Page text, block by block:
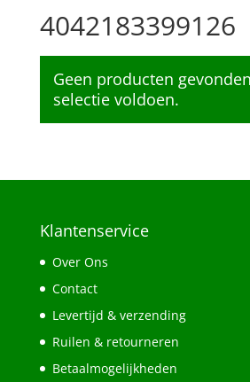
4042183399126
Geen producten
selectie voldoen.
Klantenservice
Over Ons
Contact
Levertijd & verzending
Ruilen & retourneren
Betaalmogelijkheden